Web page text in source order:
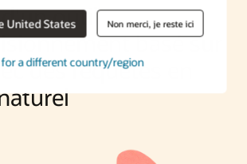
United States Non merci, je reste ici
for a different country/region
outil
basé sur
des requêtes en